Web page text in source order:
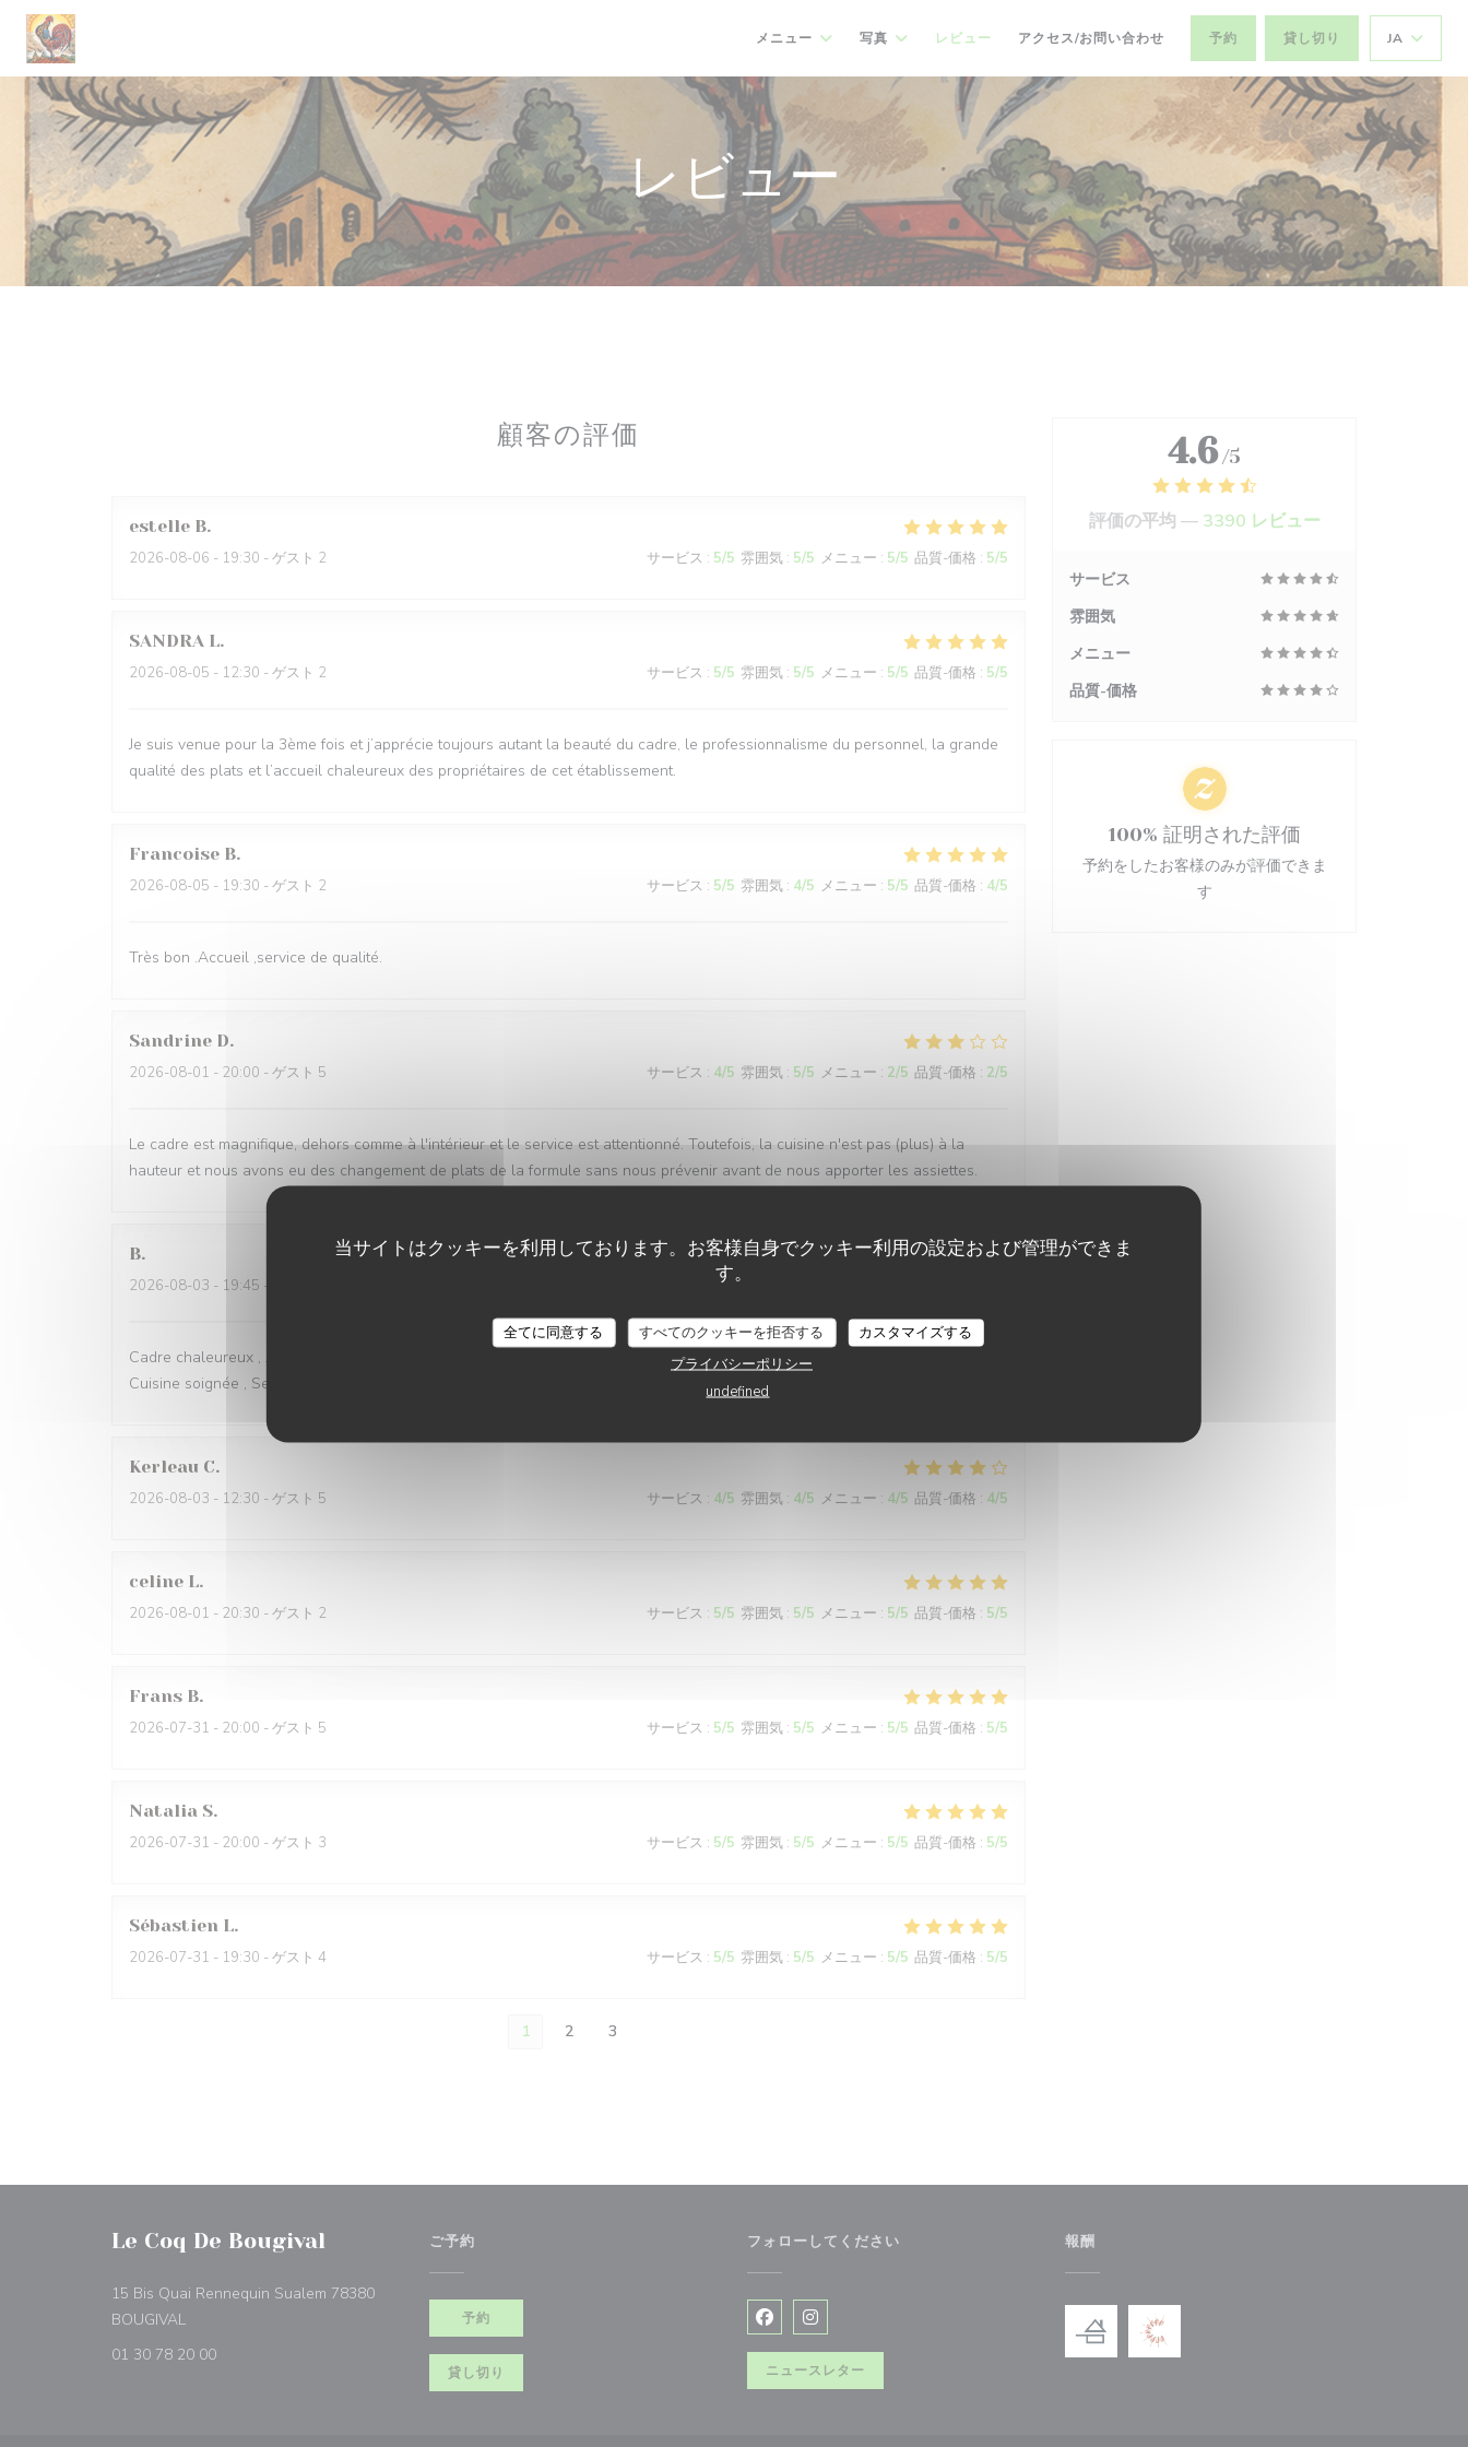
クッキー利用の管理について
当サイトはクッキーを利用しております。お客様自身でクッキー利用の設定および管理ができま
す。
全てに同意する すべてのクッキーを拒否する
カスタマイズする
プライバシーポリシー
undefined
メニュー 写真 レビュー アクセス/お問い合わせ 予約 貸し切り JA
レビュー
顧客の評価
estelle B
2026-08-06 - 19:30 - ゲスト 2 サービス : 5/5 雰囲気 : 5/5 メニュー : 5/5 品質-価格 : 5/5
SANDRA L
2026-08-05 - 12:30 - ゲスト 2 サービス : 5/5 雰囲気 : 5/5 メニュー : 5/5 品質-価格 : 5/5
Je suis venue pour la 3ème fois et j’apprécie toujours autant la beauté du cadre, le professionnalisme du personnel, la grande
qualité des plats et l’accueil chaleureux des propriétaires de cet établissement.
Francoise B
2026-08-05 - 19:30 - ゲスト 2 サービス : 5/5 雰囲気 : 4/5 メニュー : 5/5 品質-価格 : 4/5
Très bon .Accueil ,service de qualité.
Sandrine D
2026-08-01 - 20:00 - ゲスト 5 サービス : 4/5 雰囲気 : 5/5 メニュー : 2/5 品質-価格 : 2/5
Le cadre est magnifique, dehors comme à l'intérieur et le service est attentionné. Toutefois, la cuisine n'est pas (plus) à la
hauteur et nous avons eu des changement de plats de la formule sans nous prévenir avant de nous apporter les assiettes.
B
2026-08-03 - 19:45 - ゲスト 2 4/5
Cadre chaleureux , Accueil attentif , Carte et Menu attractifs pour tous les goûts , Carte des vins permettant un bon choix ,
Cuisine soignée , Service rapide , prix en rapport . Parking gratuit à proximité . Etions un couple : globalement très satisfaits .
Kerleau C
2026-08-03 - 12:30 - ゲスト 5 サービス : 4/5 雰囲気 : 4/5 メニュー : 4/5 品質-価格 : 4/5
celine L
2026-08-01 - 20:30 - ゲスト 2 サービス : 5/5 雰囲気 : 5/5 メニュー : 5/5 品質-価格 : 5/5
Frans B
2026-07-31 - 20:00 - ゲスト 5 サービス : 5/5 雰囲気 : 5/5 メニュー : 5/5 品質-価格 : 5/5
Natalia S
2026-07-31 - 20:00 - ゲスト 3 サービス : 5/5 雰囲気 : 5/5 メニュー : 5/5 品質-価格 : 5/5
Sébastien L
2026-07-31 - 19:30 - ゲスト 4 サービス : 5/5 雰囲気 : 5/5 メニュー : 5/5 品質-価格 : 5/5
1 2 3
4.6 /5
評価の平均 — 3390 レビュー
サービス
雰囲気
メニュー
品質-価格
100% 証明された評価
予約をしたお客様のみが評価できま
す
Le Coq De Bougival
15 Bis Quai Rennequin Sualem 78380
BOUGIVAL((新しいウィンドウで開きます))
01 30 78 20 00
ご予約
予約
貸し切り
フォローしてください
Facebook ((新しいウィンドウで開きます))
Instagram ((新しいウィンドウで開きます))
ニュースレター
報酬